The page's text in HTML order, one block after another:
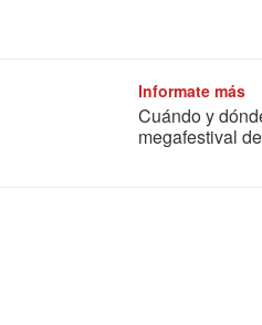
Informate más
Cuándo y
megafestival